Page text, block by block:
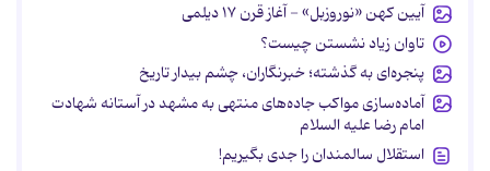
آیین کهن «نوروزبل» - آغاز قرن ۱۷ دیلمی
تاوان زیاد نشستن چیست؟
پنجره‌ای به گذشته؛ خبرنگاران، چشم بیدار تاریخ
آماده‌سازی مواکب جاده‌های منتهی به مشهد در آستانه شهادت
امام رضا علیه السلام
استقلال سالمندان را جدی بگیریم!